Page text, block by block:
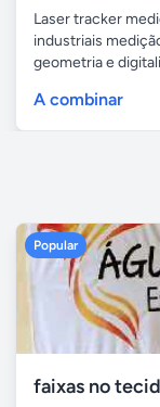
Laser tracker
industriais
geometria e
A combinar
Popular